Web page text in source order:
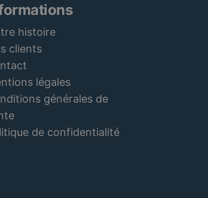
histoire
clients
légales
générales de
de confidentialité